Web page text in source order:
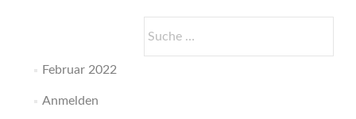
nach:
Februar 2022
Anmelden